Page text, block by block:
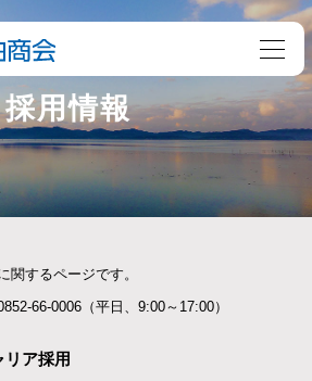
採用情報
関するページです。
66-0006（平日、9:00～17:00）
リア採用